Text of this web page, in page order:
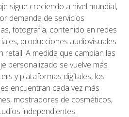
sigue creciendo a nivel mundial,
demanda de servicios
fotografía, contenido en redes
producciones audiovisuales
retail. A medida que cambian las
personalizado se vuelve más
y plataformas digitales, los
encuentran cada vez más
mostradores de cosméticos,
independientes.